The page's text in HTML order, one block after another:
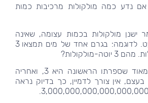
נדע כמה מולקולות מרכיבות כמות
מולקולות בכמות עצומה, שאינה
ניתנת לספירה כמעט. לדוגמה: בגרם אחד של מים תמצאו 3
דמיינו מספר ארוך מאוד שספרתו הראשונה היא 3, ואחריה
אפסים! בעצם, אין צורך לדמיין, כך בדיוק נראה